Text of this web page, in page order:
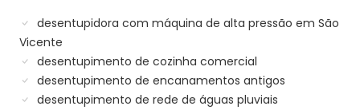
desentupidora com máquina de alta pressão em São
Vicente
desentupimento de cozinha comercial
desentupimento de encanamentos antigos
desentupimento de rede de águas pluviais